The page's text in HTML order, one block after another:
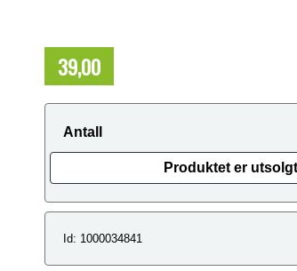
39,00
Antall
Produktet er utsolgt
Id: 1000034841